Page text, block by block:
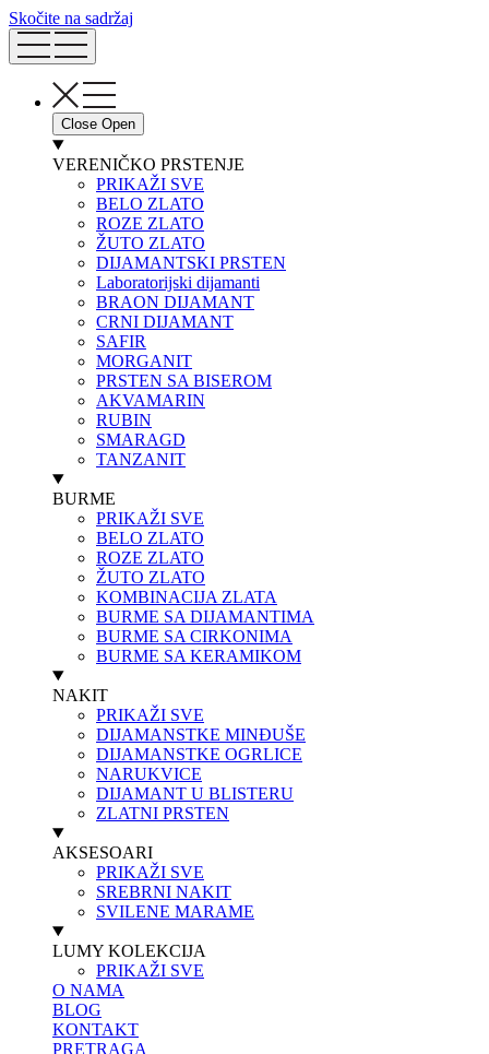
Skočite na sadržaj
Close Open
VERENIČKO PRSTENJE
PRIKAŽI SVE
BELO ZLATO
ROZE ZLATO
ŽUTO ZLATO
DIJAMANTSKI PRSTEN
Laboratorijski dijamanti
BRAON DIJAMANT
CRNI DIJAMANT
SAFIR
MORGANIT
PRSTEN SA BISEROM
AKVAMARIN
RUBIN
SMARAGD
TANZANIT
BURME
PRIKAŽI SVE
BELO ZLATO
ROZE ZLATO
ŽUTO ZLATO
KOMBINACIJA ZLATA
BURME SA DIJAMANTIMA
BURME SA CIRKONIMA
BURME SA KERAMIKOM
NAKIT
PRIKAŽI SVE
DIJAMANSTKE MINĐUŠE
DIJAMANSTKE OGRLICE
NARUKVICE
DIJAMANT U BLISTERU
ZLATNI PRSTEN
AKSESOARI
PRIKAŽI SVE
SREBRNI NAKIT
SVILENE MARAME
LUMY KOLEKCIJA
PRIKAŽI SVE
O NAMA
BLOG
KONTAKT
PRETRAGA